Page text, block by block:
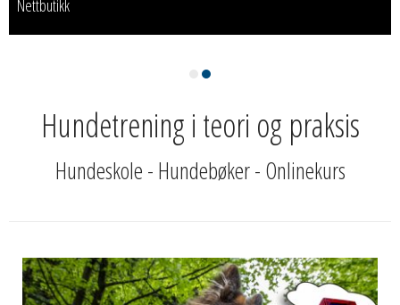
Nettbutikk
slogan
Hundetrening i teori og praksis
Hundeskole - Hundebøker - Onlinekurs
Snarveier